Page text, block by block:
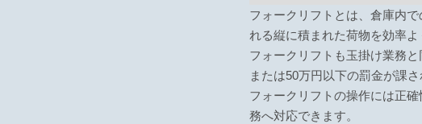
フォークリフトとは、倉庫内
れる縦に積まれた荷物を効率
フォークリフトも玉掛け業務
または50万円以下の罰金が課
フォークリフトの操作には正
務へ対応できます。